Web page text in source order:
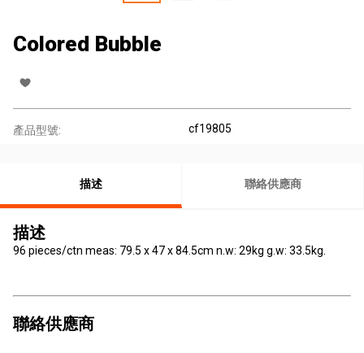
Colored Bubble
產品型號: cf19805
描述 聯絡供應商
描述
96 pieces/ctn meas: 79.5 x 47 x 84.5cm n.w: 29kg g.w: 33.5kg.
聯絡供應商